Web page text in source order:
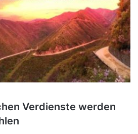
Verdienste werden